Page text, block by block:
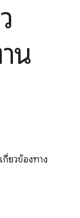
น
กี่ยวข้องทาง